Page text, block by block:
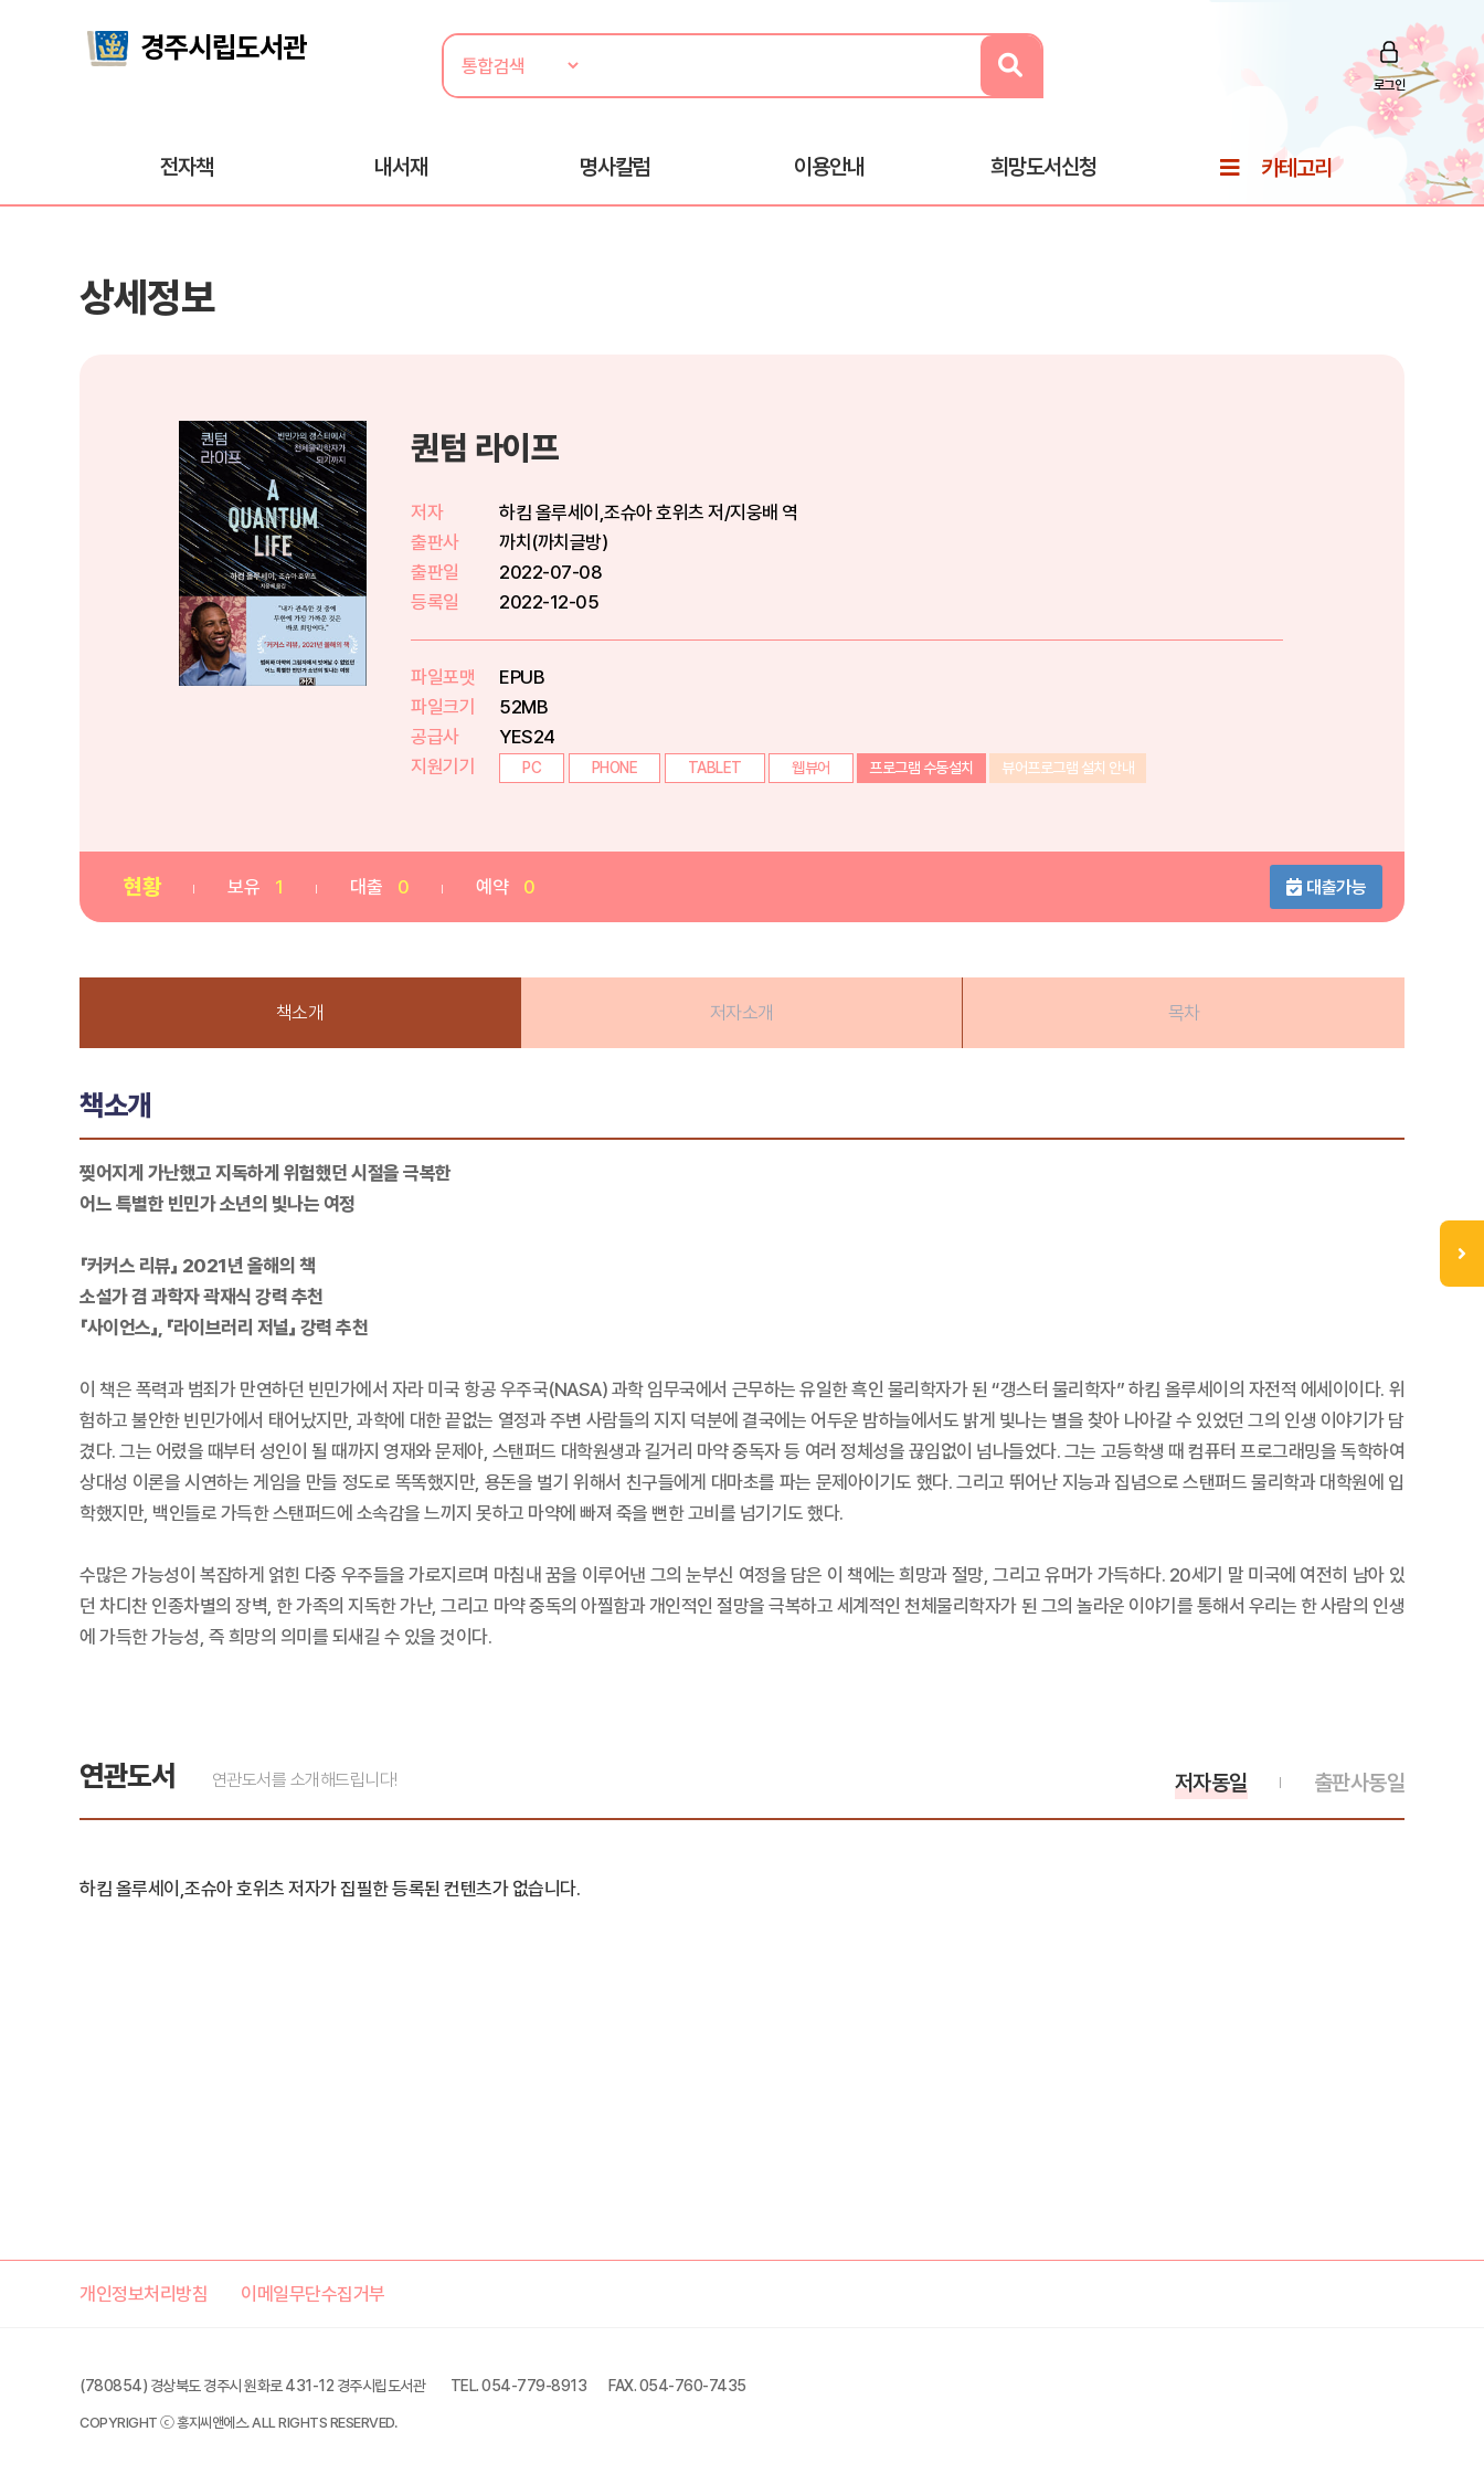
로그인
전자책 내서재 명사칼럼 이용안내 희망도서신청 카테고리
상세정보
퀀텀 라이프
저자
하킴 올루세이,조슈아 호위츠 저/지웅배 역
출판사
까치(까치글방)
출판일
2022-07-08
등록일
2022-12-05
파일포맷
EPUB
파일크기
52MB
공급사
YES24
지원기기
PC PHONE TABLET 웹뷰어 프로그램 수동설치 뷰어프로그램 설치 안내
현황 보유 1 대출 0 예약 0 대출가능
책소개 저자소개 목차
책소개
찢어지게 가난했고 지독하게 위험했던 시절을 극복한
어느 특별한 빈민가 소년의 빛나는 여정
「커커스 리뷰」 2021년 올해의 책
소설가 겸 과학자 곽재식 강력 추천
「사이언스」, 「라이브러리 저널」 강력 추천
이 책은 폭력과 범죄가 만연하던 빈민가에서 자라 미국 항공 우주국(NASA) 과학 임무국에서 근무하는 유일한 흑인 물리학자가 된 “갱스터 물리학자” 하킴 올루세이의 자전적 에세이이다. 위
험하고 불안한 빈민가에서 태어났지만, 과학에 대한 끝없는 열정과 주변 사람들의 지지 덕분에 결국에는 어두운 밤하늘에서도 밝게 빛나는 별을 찾아 나아갈 수 있었던 그의 인생 이야기가 담
겼다. 그는 어렸을 때부터 성인이 될 때까지 영재와 문제아, 스탠퍼드 대학원생과 길거리 마약 중독자 등 여러 정체성을 끊임없이 넘나들었다. 그는 고등학생 때 컴퓨터 프로그래밍을 독학하여
상대성 이론을 시연하는 게임을 만들 정도로 똑똑했지만, 용돈을 벌기 위해서 친구들에게 대마초를 파는 문제아이기도 했다. 그리고 뛰어난 지능과 집념으로 스탠퍼드 물리학과 대학원에 입
학했지만, 백인들로 가득한 스탠퍼드에 소속감을 느끼지 못하고 마약에 빠져 죽을 뻔한 고비를 넘기기도 했다.
수많은 가능성이 복잡하게 얽힌 다중 우주들을 가로지르며 마침내 꿈을 이루어낸 그의 눈부신 여정을 담은 이 책에는 희망과 절망, 그리고 유머가 가득하다. 20세기 말 미국에 여전히 남아 있
던 차디찬 인종차별의 장벽, 한 가족의 지독한 가난, 그리고 마약 중독의 아찔함과 개인적인 절망을 극복하고 세계적인 천체물리학자가 된 그의 놀라운 이야기를 통해서 우리는 한 사람의 인생
에 가득한 가능성, 즉 희망의 의미를 되새길 수 있을 것이다.
연관도서 연관도서를 소개해드립니다! 출판사동일
저자동일
하킴 올루세이,조슈아 호위츠 저자가 집필한 등록된 컨텐츠가 없습니다.
개인정보처리방침 이메일무단수집거부
(780854) 경상북도 경주시 원화로 431-12 경주시립도서관 TEL. 054-779-8913 FAX. 054-760-7435
COPYRIGHT ⓒ 홍지씨앤에스. ALL RIGHTS RESERVED.